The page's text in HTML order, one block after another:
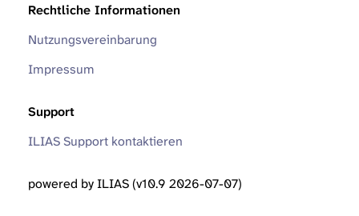
Rechtliche Informationen
Nutzungsvereinbarung
Impressum
Support
ILIAS Support kontaktieren
powered by ILIAS (v10.9 2026-07-07)